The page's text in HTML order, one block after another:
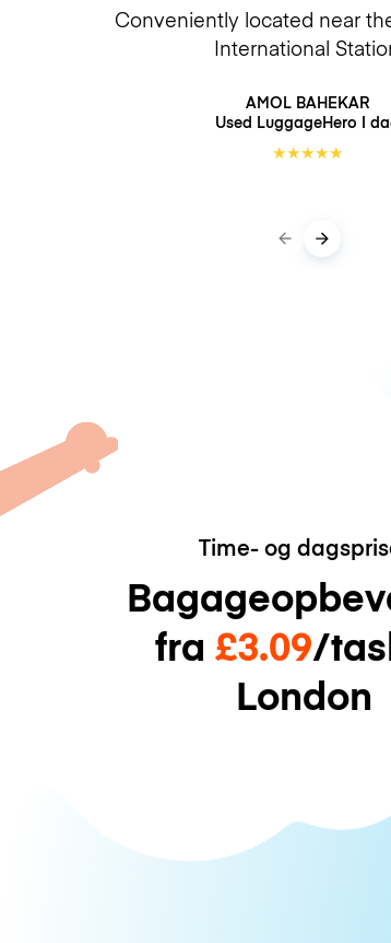
Conveniently located near
International
AMOL BAHEKAR
Used LuggageHero I
★★★★★
Time- og
fra £3.09/
London